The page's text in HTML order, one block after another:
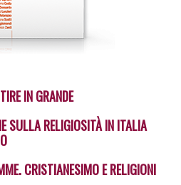
IN GRANDE
SULLA RELIGIOSITÀ IN ITALIA
CRISTIANESIMO E RELIGIONI